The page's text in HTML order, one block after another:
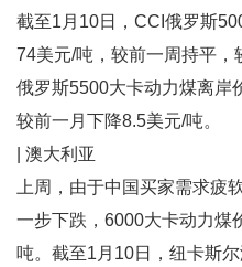
截至1月10日，CCI俄罗斯
74美元/吨，较前一周持平，
俄罗斯5500大卡动力煤离岸
较前一月下降8.5美元/吨。
| 澳大利亚
上周，由于中国买家需求疲
一步下跌，6000大卡动力煤
吨。截至1月10日，纽卡斯